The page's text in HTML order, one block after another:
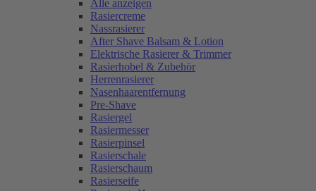
Alle anzeigen
Rasiercreme
Nassrasierer
After Shave Balsam & Lotion
Elektrische Rasierer & Trimmer
Rasierhobel & Zubehör
Herrenrasierer
Nasenhaarentfernung
Pre-Shave
Rasiergel
Rasiermesser
Rasierpinsel
Rasierschale
Rasierschaum
Rasierseife